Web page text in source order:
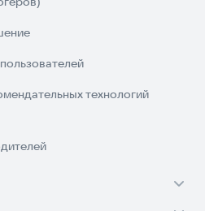
технологий